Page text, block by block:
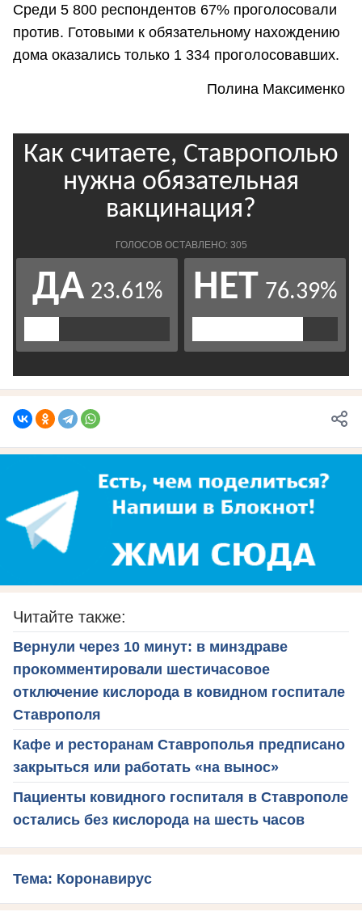
Среди 5 800 респондентов 67% проголосовали
против. Готовыми к обязательному нахождению
дома оказались только 1 334 проголосовавших.
Полина Максименко
Читайте также:
Вернули через 10 минут: в минздраве
прокомментировали шестичасовое
отключение кислорода в ковидном госпитале
Ставрополя
Кафе и ресторанам Ставрополья предписано
закрыться или работать «на вынос»
Пациенты ковидного госпиталя в Ставрополе
остались без кислорода на шесть часов
Тема: Коронавирус